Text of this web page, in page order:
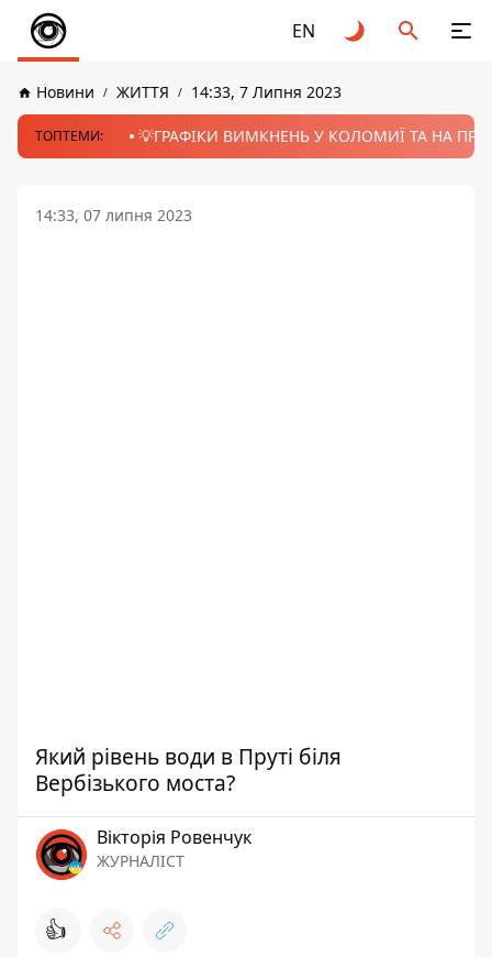
EN
Новини ЖИТТЯ 14:33, 7 Липня 2023
ТОПТЕМИ: 💡ГРАФІКИ ВИМКНЕНЬ У КОЛОМИЇ ТА НА
14:33, 07 липня 2023
Який рівень води в Пруті біля
Вербізького моста?
Вікторія Ровенчук
ЖУРНАЛІСТ
👍